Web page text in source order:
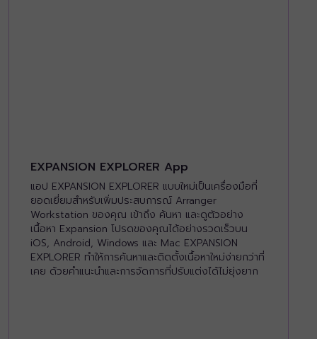
EXPANSION EXPLORER App
แอป EXPANSION EXPLORER แบบใหม่เป็นเครื่องมือที่
ยอดเยี่ยมสำหรับเพิ่มประสบการณ์ Arranger
Workstation ของคุณ เข้าถึง ค้นหา และดูตัวอย่าง
เนื้อหา Expansion โปรดของคุณได้อย่างรวดเร็วบน
iOS, Android, Windows และ Mac EXPANSION
EXPLORER ทำให้การค้นหาและติดตั้งเนื้อหาใหม่ง่ายกว่าที่
เคย ด้วยคำแนะนำและการจัดการที่ปรับแต่งได้ไม่ยุ่งยาก